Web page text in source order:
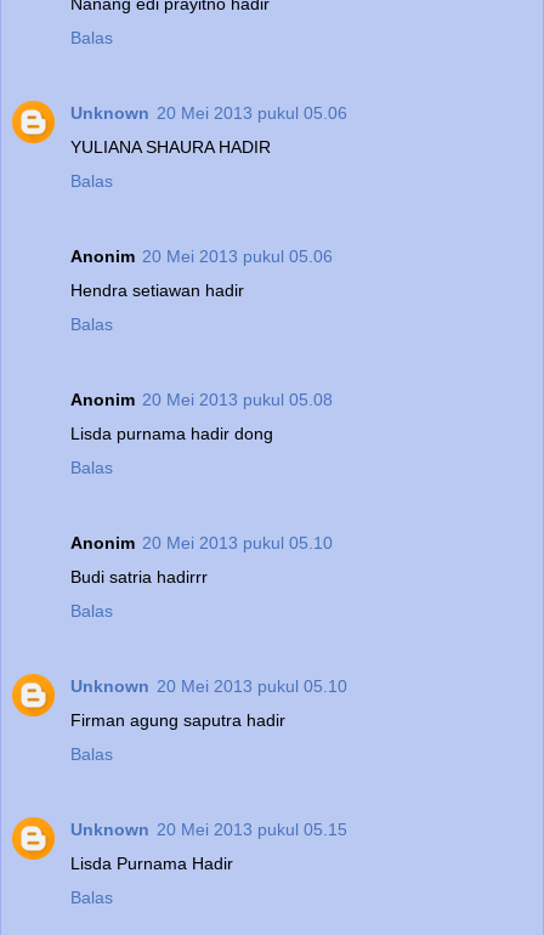
Nanang edi prayitno hadir
Balas
Unknown 20 Mei 2013 pukul 05.06
YULIANA SHAURA HADIR
Balas
Anonim 20 Mei 2013 pukul 05.06
Hendra setiawan hadir
Balas
Anonim 20 Mei 2013 pukul 05.08
Lisda purnama hadir dong
Balas
Anonim 20 Mei 2013 pukul 05.10
Budi satria hadirrr
Balas
Unknown 20 Mei 2013 pukul 05.10
Firman agung saputra hadir
Balas
Unknown 20 Mei 2013 pukul 05.15
Lisda Purnama Hadir
Balas